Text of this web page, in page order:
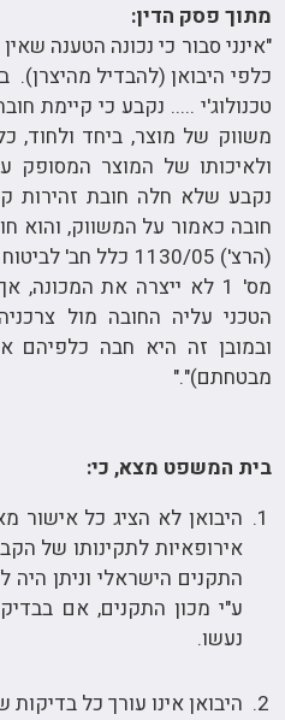
מתוך פסק הדין:
"אינני סבור כי נכונה הטענה
טכנולוג'י ..... נקבע כי קיימת
משווק של מוצר, ביחד ולחוד,
ולאיכותו של המוצר המסופק
נקבע שלא חלה חובת זהירות
חובה כאמור על המשווק, והוא
(הרצ') 1130/05 כלל
מס' 1 לא ייצרה את
הטכני עליה החובה מול
ובמובן זה היא חבה כלפיהם
מבטחתם)"."
בית המשפט מצא, כי:
היבואן לא הציג כל אישור
אירופאיות לתקינותו של
התקנים הישראלי וניתן היה
ע"י מכון התקנים, אם
נעשו.
היבואן אינו עורך כל